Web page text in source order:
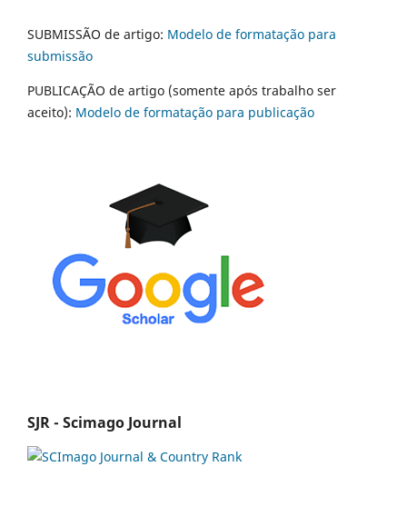
SUBMISSÃO de artigo: Modelo de formatação para
submissão
PUBLICAÇÃO de artigo (somente após trabalho ser
aceito): Modelo de formatação para publicação
SJR - Scimago Journal